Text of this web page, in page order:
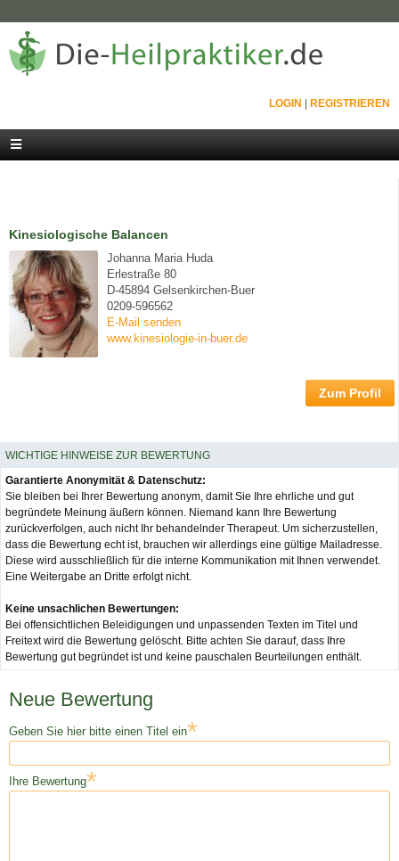
LOGIN REGISTRIEREN
Kinesiologische Balancen
Johanna Maria Huda
Erlestraße 80
D-45894 Gelsenkirchen-Buer
0209-596562
E-Mail senden
www.kinesiologie-in-buer.de
Zum Profil
WICHTIGE HINWEISE ZUR BEWERTUNG
Garantierte Anonymität & Datenschutz:
Sie bleiben bei Ihrer Bewertung anonym, damit Sie Ihre ehrliche und gut
begründete Meinung äußern können. Niemand kann Ihre Bewertung
zurückverfolgen, auch nicht Ihr behandelnder Therapeut. Um sicherzustellen,
dass die Bewertung echt ist, brauchen wir allerdings eine gültige Mailadresse.
Diese wird ausschließlich für die interne Kommunikation mit Ihnen verwendet.
Eine Weitergabe an Dritte erfolgt nicht.
Keine unsachlichen Bewertungen:
Bei offensichtlichen Beleidigungen und unpassenden Texten im Titel und
Freitext wird die Bewertung gelöscht. Bitte achten Sie darauf, dass Ihre
Bewertung gut begründet ist und keine pauschalen Beurteilungen enthält.
Neue Bewertung
Geben Sie hier bitte einen Titel ein*
Ihre Bewertung*